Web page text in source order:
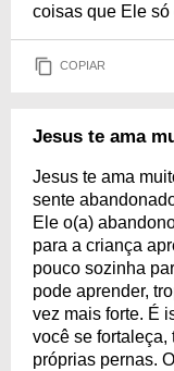
coisas que Ele
COPIAR
Jesus te ama
Jesus te ama
sente
Ele o(a)
para a criança
pouco sozinha
pode aprender,
vez mais forte. É
você se fortaleça,
próprias pernas.